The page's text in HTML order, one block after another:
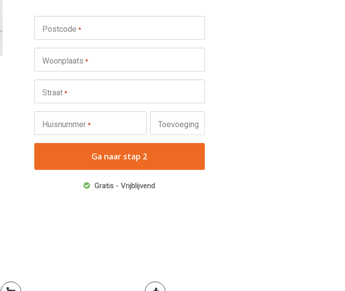
Postcode *
Woonplaats *
Straat *
Huisnummer * Toevoeging
Gratis - Vrijblijvend